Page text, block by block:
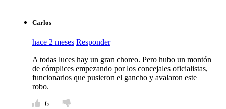
Carlos
hace 2 meses Responder
A todas luces hay un gran choreo. Pero hubo un montón
de cómplices empezando por los concejales oficialistas,
funcionarios que pusieron el gancho y avalaron este
robo.
6